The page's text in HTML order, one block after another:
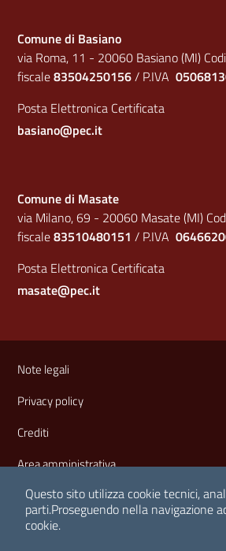
Questo sito utilizza cookie tecnici,
parti.Proseguendo nella navigazione
cookie.
Comune di Basiano
via Roma, 11 - 20060 Basiano (MI)
fiscale83504250156/ P.IVA
Posta Elettronica Certificata
basiano@pec.it
Comune di Masate
via Milano, 69 - 20060 Masate (MI)
fiscale83510480151 / P.IVA
Posta Elettronica Certificata
masate@pec.it
Sezione Link Utili
Note legali
Privacy policy
Crediti
Area amministrativa